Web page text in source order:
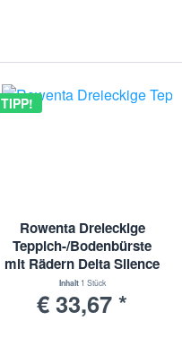
TIPP!
Rowenta Dreieckige
Teppich-/Bodenbürste
mit Rädern Delta Silence
Staubsauger - ZR001801
Inhalt 1 Stück
€ 33,67 *